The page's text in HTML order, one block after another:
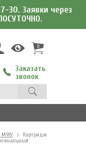
30. Заявки через
0
Заказать
звонок
МФУ
Картридж